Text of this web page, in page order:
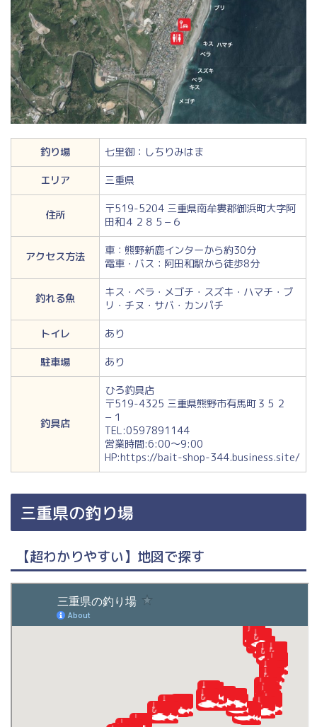
釣り場
七里御：しちりみはま
エリア
三重県
住所
〒519-5204 三重県南牟婁郡御浜町大字阿
田和４２８５−６
アクセス方法
車：熊野新鹿インターから約30分
電車・バス：阿田和駅から徒歩8分
釣れる魚
キス・ベラ・メゴチ・スズキ・ハマチ・ブ
リ・チヌ・サバ・カンパチ
トイレ
あり
駐車場
あり
釣具店
ひろ釣具店
〒519-4325 三重県熊野市有馬町３５２
−１
TEL:0597891144
営業時間:6:00〜9:00
HP:https://bait-shop-344.business.site/
三重県の釣り場
【超わかりやすい】地図で探す